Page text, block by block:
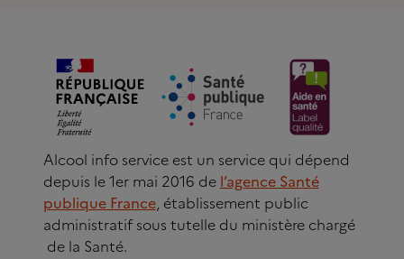
Alcool info service est un service qui dépend
depuis le 1er mai 2016 de l’agence Santé
publique France, établissement public
administratif sous tutelle du ministère chargé
de la Santé.